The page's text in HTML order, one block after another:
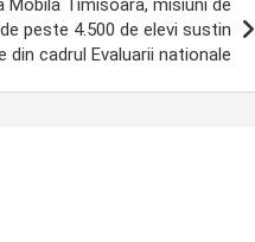
Mobila Timisoara, misiuni de
peste 4.500 de elevi sustin
din cadrul Evaluarii nationale